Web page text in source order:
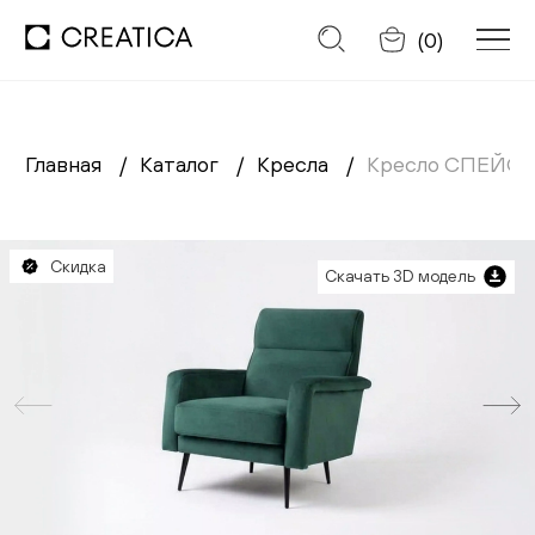
Отменить
(0)
Заказать обратный звонок
Каталог
Главная Каталог Кресла Кресло СПЕЙС
Скидка
Скачать 3D модель